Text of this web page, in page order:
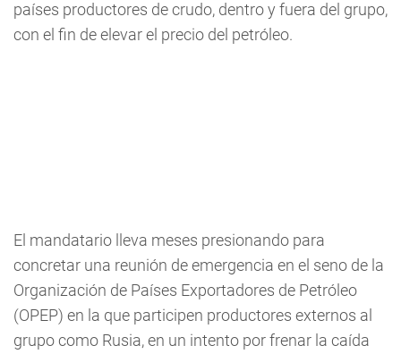
países productores de crudo, dentro y fuera del grupo,
con el fin de elevar el precio del petróleo.
El mandatario lleva meses presionando para
concretar una reunión de emergencia en el seno de la
Organización de Países Exportadores de Petróleo
(OPEP) en la que participen productores externos al
grupo como Rusia, en un intento por frenar la caída